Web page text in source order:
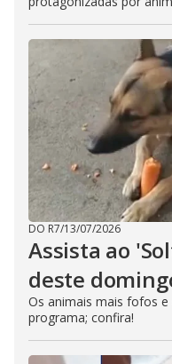
DO R7/13/07/2026
Assista ao
deste
Os animais mais fofos
programa; confira!